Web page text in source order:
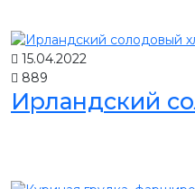
15.04.2022
889
Ирландский